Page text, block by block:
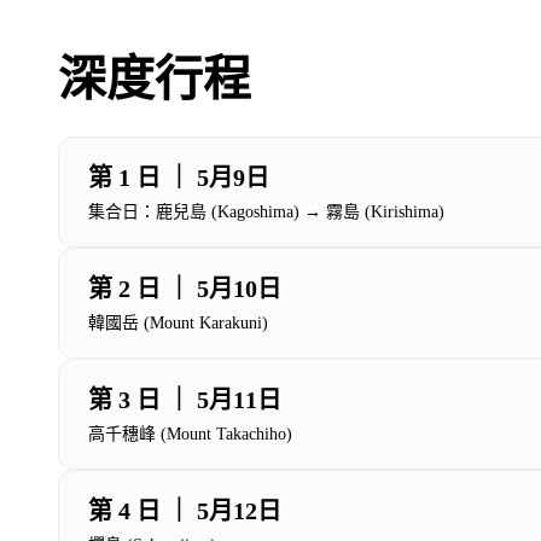
深度行程
第 1 日 ｜ 5月9日
集合日：鹿兒島 (Kagoshima) → 霧島 (Kirishima)
第 2 日 ｜ 5月10日
韓國岳 (Mount Karakuni)
第 3 日 ｜ 5月11日
高千穗峰 (Mount Takachiho)
第 4 日 ｜ 5月12日